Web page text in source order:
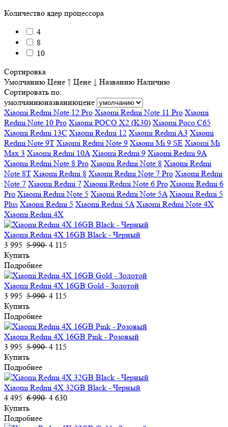
Количество ядер процессора
4
8
10
Сортировка
Умолчанию Цене ↑ Цене ↓ Названию Наличию
Сортировать по:
умолчаниюназваниюцене
Xiaomi Redmi Note 12 Pro Xiaomi Redmi Note 11 Pro Xiaomi
Redmi Note 10 Pro Xiaomi POCO X2 (K30) Xiaomi Poco C65
Xiaomi Redmi 13C Xiaomi Redmi 12 Xiaomi Redmi A3 Xiaomi
Redmi Note 9T Xiaomi Redmi Note 9 Xiaomi Mi 9 SE Xiaomi Mi
Max 3 Xiaomi Redmi 10A Xiaomi Redmi 9 Xiaomi Redmi 9A
Xiaomi Redmi Note 8 Pro Xiaomi Redmi Note 8 Xiaomi Redmi
Note 8T Xiaomi Redmi 8 Xiaomi Redmi Note 7 Pro Xiaomi Redmi
Note 7 Xiaomi Redmi 7 Xiaomi Redmi Note 6 Pro Xiaomi Redmi 6
Pro Xiaomi Redmi Note 5 Xiaomi Redmi Note 5A Xiaomi Redmi 5
Plus Xiaomi Redmi 5 Xiaomi Redmi 5A Xiaomi Redmi Note 4X
Xiaomi Redmi 4X
Xiaomi Redmi 4X 16GB Black - Черный
3 995 5 990 4 115
Купить
Подробнее
Xiaomi Redmi 4X 16GB Gold - Золотой
3 995 5 990 4 115
Купить
Подробнее
Xiaomi Redmi 4X 16GB Pink - Розовый
3 995 5 990 4 115
Купить
Подробнее
Xiaomi Redmi 4X 32GB Black - Черный
4 495 6 990 4 630
Купить
Подробнее